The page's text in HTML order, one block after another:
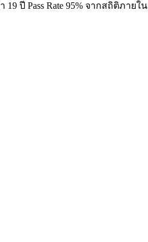
ปี Pass Rate 95% จากสถิติภายใน